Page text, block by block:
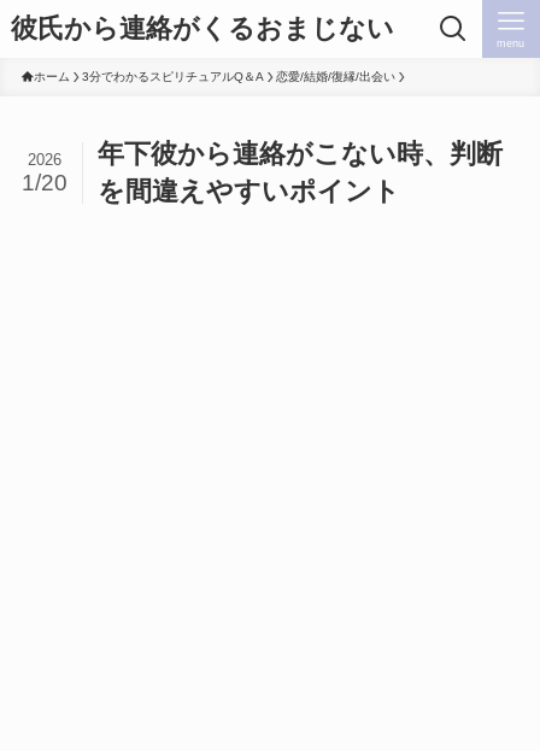
彼氏から連絡がくるおまじない menu
ホーム 3分でわかるスピリチュアルQ＆A 恋愛/結婚/復縁/出会い
年下彼から連絡がこない時、判断
を間違えやすいポイント
2026
1/20